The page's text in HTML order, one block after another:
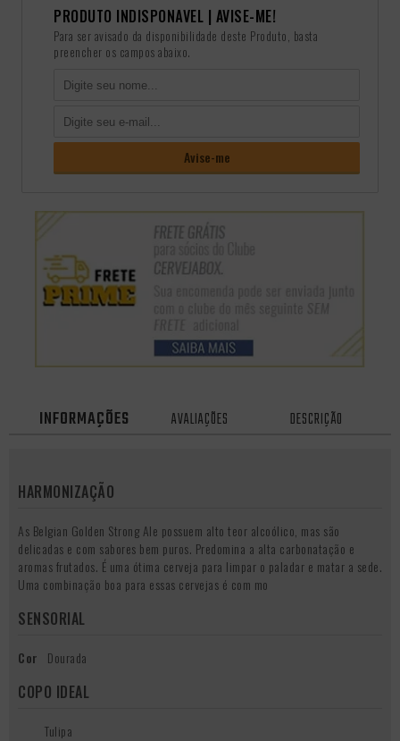
PRODUTO INDISPONÃ­VEL | AVISE-ME!
Para ser avisado da disponibilidade deste Produto, basta
preencher os campos abaixo.
INFORMAÇÕES AVALIAÇÕES DESCRIÇÃO
HARMONIZAÇÃO
As Belgian Golden Strong Ale possuem alto teor alcoólico, mas são
delicadas e com sabores bem puros. Predomina a alta carbonatação e
aromas frutados. É uma ótima cerveja para limpar o paladar e matar a sede.
Uma combinação boa para essas cervejas é com mo
SENSORIAL
Cor Dourada
COPO IDEAL
Tulipa